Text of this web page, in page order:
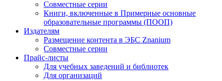
Совместные серии
Книги, включенные в Примерные основные
образовательные программы (ПООП)
Издателям
Размещение контента в ЭБС Znanium
Совместные серии
Прайс-листы
Для учебных заведений и библиотек
Для организаций